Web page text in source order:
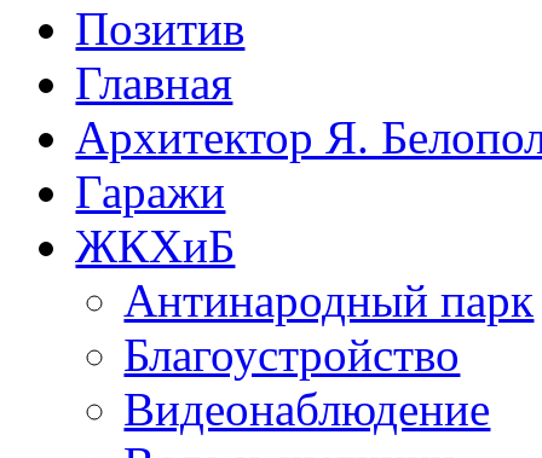
Позитив
Главная
Архитектор Я.
Гаражи
ЖКХиБ
Антинародный парк
Благоустройство
Видеонаблюдение